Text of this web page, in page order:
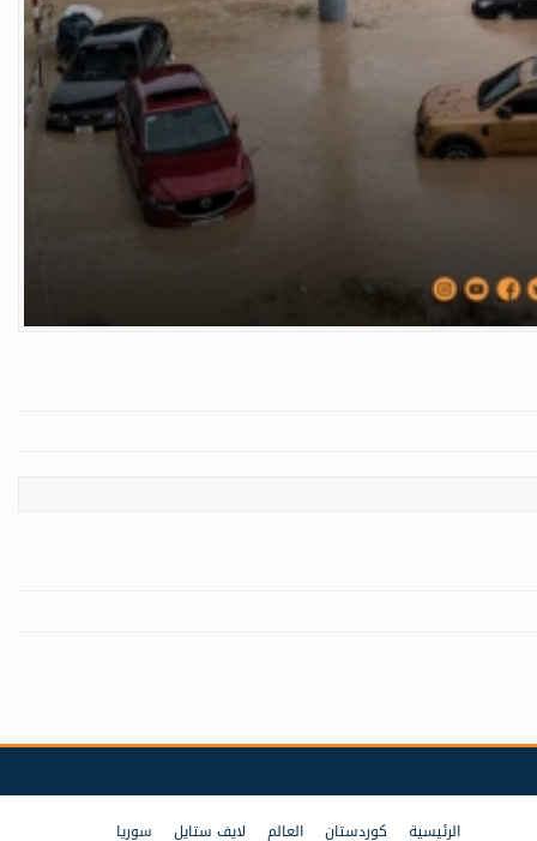
الرئيسية كوردستان العالم لايف ستايل سوريا